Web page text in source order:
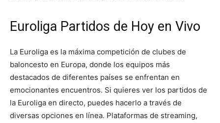
Euroliga Partidos de Hoy en Vivo
La Euroliga es la máxima competición de clubes de
baloncesto en Europa, donde los equipos más
destacados de diferentes países se enfrentan en
emocionantes encuentros. Si quieres ver los partidos de
la Euroliga en directo, puedes hacerlo a través de
diversas opciones en línea. Plataformas de streaming,